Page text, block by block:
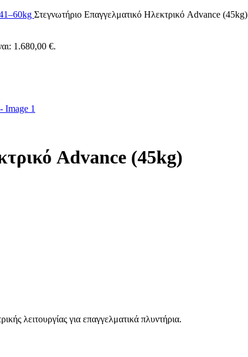
Στεγνωτήριο Επαγγελματικό Ηλεκτρικό Advance (45kg)
1.680,00 €.
Advance (45kg)
λειτουργίας για επαγγελματικά πλυντήρια.